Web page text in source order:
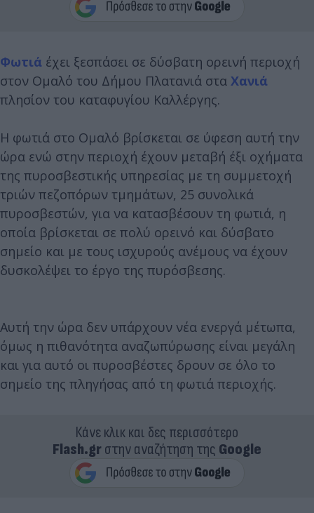
Φωτιά έχει ξεσπάσει σε δύσβατη ορεινή περιοχή
στον Ομαλό του Δήμου Πλατανιά στα Χανιά
πλησίον του καταφυγίου Καλλέργης.
Η φωτιά στο Ομαλό βρίσκεται σε ύφεση αυτή την
ώρα ενώ στην περιοχή έχουν μεταβή έξι οχήματα
της πυροσβεστικής υπηρεσίας με τη συμμετοχή
τριών πεζοπόρων τμημάτων, 25 συνολικά
πυροσβεστών, για να κατασβέσουν τη φωτιά, η
οποία βρίσκεται σε πολύ ορεινό και δύσβατο
σημείο και με τους ισχυρούς ανέμους να έχουν
δυσκολέψει το έργο της πυρόσβεσης.
Αυτή την ώρα δεν υπάρχουν νέα ενεργά μέτωπα,
όμως η πιθανότητα αναζωπύρωσης είναι μεγάλη
και για αυτό οι πυροσβέστες δρουν σε όλο το
σημείο της πληγήσας από τη φωτιά περιοχής.
Κάνε κλικ και δες περισσότερο
Flash.grστην αναζήτηση της Google